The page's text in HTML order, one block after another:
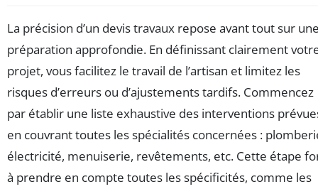
La précision d’un devis travaux repose avant tout sur
préparation approfondie. En définissant clairement
projet, vous facilitez le travail de l’artisan et limitez les
risques d’erreurs ou d’ajustements tardifs. Commencez
par établir une liste exhaustive des interventions
en couvrant toutes les spécialités concernées :
électricité, menuiserie, revêtements, etc. Cette étape
à prendre en compte toutes les spécificités, comme les